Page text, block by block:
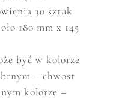
wienia 30 sztuk
180 mm x 145
być w kolorze
– chwost
kolorze –